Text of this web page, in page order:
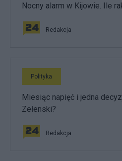
Nocny alarm w Kijowie. Ile
Redakcja
Polityka
Miesiąc napięć i jedna
Zełenski?
Redakcja